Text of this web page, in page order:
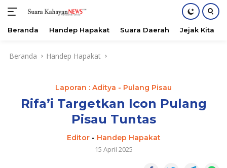
Beranda Handep Hapakat Suara Daerah Jejak Kita
Beranda Handep Hapakat
Laporan : Aditya - Pulang Pisau
Rifa’i Targetkan Icon Pulang
Pisau Tuntas
Editor- Handep Hapakat
15 April 2025